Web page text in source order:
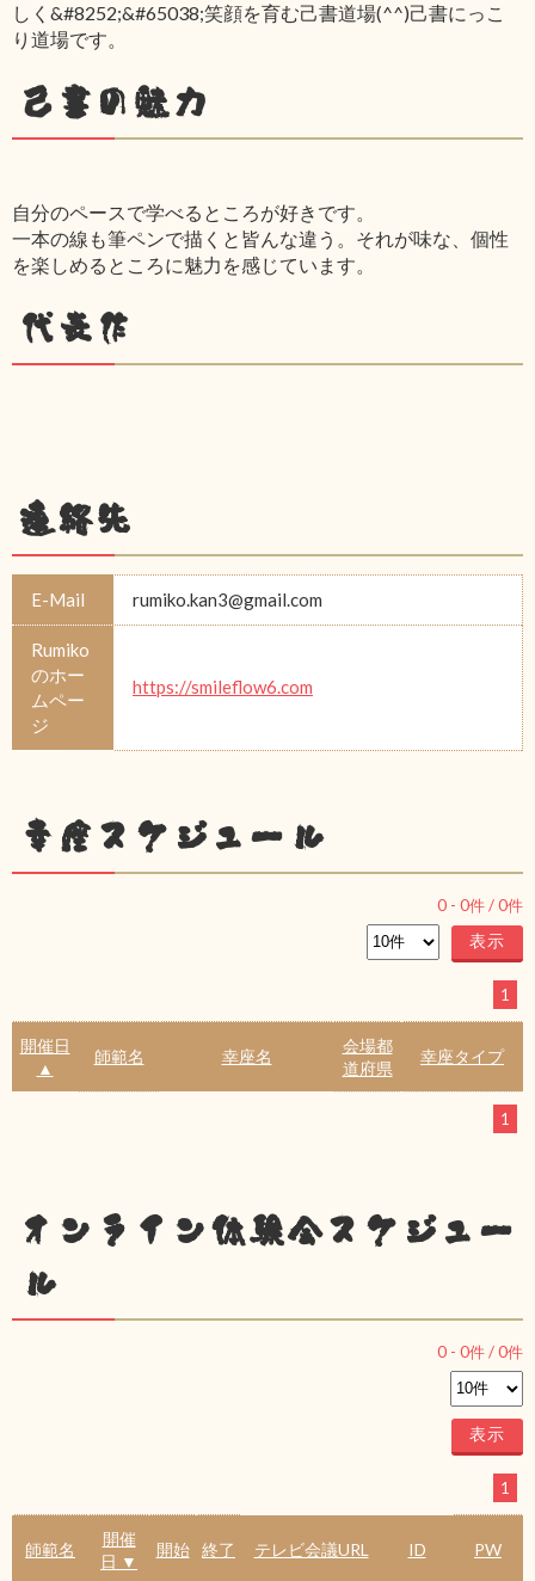
しく&#8252;&#65038;笑顔を育む己書道場(^^)己書にっこ
り道場です。
己書の魅力
自分のペースで学べるところが好きです。
一本の線も筆ペンで描くと皆んな違う。それが味な、個性
を楽しめるところに魅力を感じています。
代表作
連絡先
E-Mail rumiko.kan3@gmail.com
Rumiko
のホー
ムペー
ジ
https://smileflow6.com
幸座スケジュール
0 - 0件 /0件
1
開催日
▲
師範名 幸座名
会場都
道府県
幸座タイプ
1
オンライン体験会スケジュー
ル
0 - 0件 /0件
1
師範名
開催
日 ▼
開始 終了 テレビ会議URL ID PW